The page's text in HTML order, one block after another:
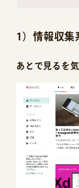
1）情報収集
あとで見るを